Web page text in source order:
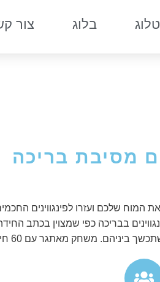
בלוג צור
מסיבת בריכה
המוח שלכם ועזרו לפינגווינים
בבריכה כפי שמצוין בכתב
משחק מאתגר עם 60 חידות בדרגות קושי שונות.